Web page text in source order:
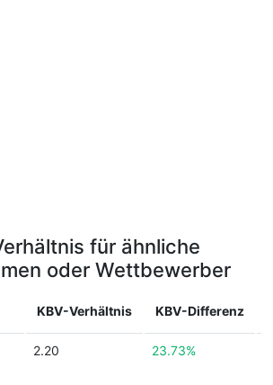
für ähnliche
oder Wettbewerber
KBV-Verhältnis KBV-Differenz
2.20 23.73%